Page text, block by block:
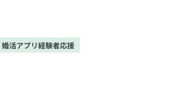
婚活アプリ経験者応援